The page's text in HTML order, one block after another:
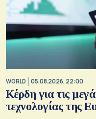
WORLD 05.08.2026, 22:00
Κέρδη για τις
τεχνολογίας της